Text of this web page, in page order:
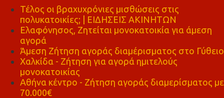
Τέλος οι βραχυχρόνιες μισθώσεις στις
πολυκατοικίες; | ΕΙΔΗΣΕΙΣ ΑΚΙΝΗΤΩΝ
Ελαφόνησος, Ζητείται μονοκατοικία για άμεση
αγορά
Άμεση Ζήτηση αγοράς διαμέρισματος στο Γύθειο
Χαλκίδα - Ζήτηση για αγορά ημιτελούς
μονοκατοικίας
Αθήνα κέντρο - Ζήτηση αγοράς διαμερίσματος με
70.000€